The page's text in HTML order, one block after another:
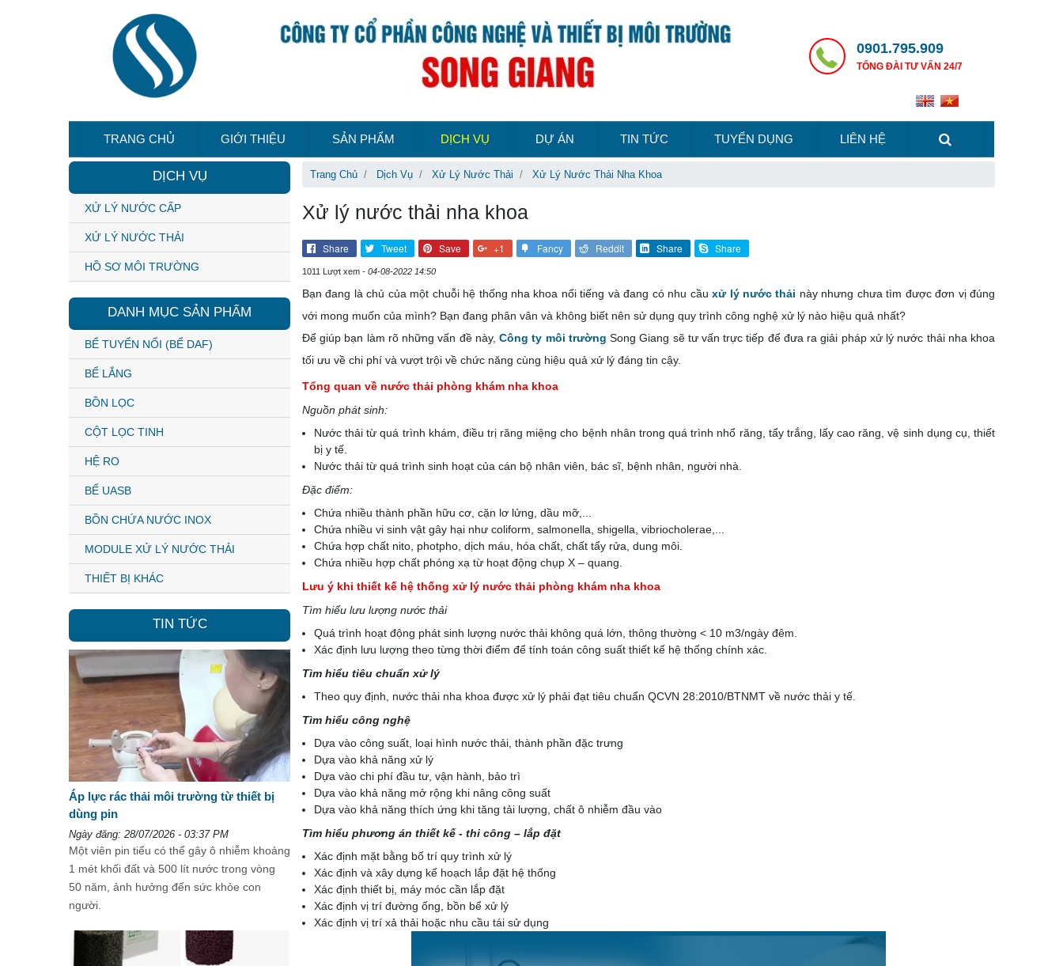
0901.795.909
TỔNG ĐÀI TƯ VẤN 24/7
TRANG CHỦ GIỚI THIỆU SẢN PHẨM DỊCH VỤ DỰ ÁN TIN TỨC TUYỂN DỤNG LIÊN HỆ
Trang Chủ Dịch Vụ Xử Lý Nước Thải Xử Lý Nước Thải Nha Khoa
Xử lý nước thải nha khoa
Share Tweet Save +1 Fancy Reddit Share Share
1011 Lượt xem - 04-08-2022 14:50
Bạn đang là chủ của một chuỗi hệ thống nha khoa nổi tiếng và đang có nhu cầuxử lý nước thải này nhưng chưa tìm được đơn vị đúng
với mong muốn của mình? Bạn đang phân vân và không biết nên sử dụng quy trình công nghệ xử lý nào hiệu quả nhất?
Để giúp bạn làm rõ những vấn đề này,Công ty môi trường Song Giang sẽ tư vấn trực tiếp để đưa ra giải pháp xử lý nước thải nha khoa
tối ưu về chi phí và vượt trội về chức năng cùng hiệu quả xử lý đáng tin cậy.
Tổng quan về nước thải phòng khám nha khoa
Nguồn phát sinh:
Nước thải từ quá trình khám, điều trị răng miệng cho bệnh nhân trong quá trình nhổ răng, tẩy trắng, lấy cao răng, vệ sinh dụng cụ, thiết
bị y tế.
Nước thải từ quá trình sinh hoạt của cán bộ nhân viên, bác sĩ, bệnh nhân, người nhà.
Đặc điểm:
Chứa nhiều thành phần hữu cơ, cặn lơ lửng, dầu mỡ,...
Chứa nhiều vi sinh vật gây hại như coliform, salmonella, shigella, vibriocholerae,...
Chứa hợp chất nito, photpho, dịch máu, hóa chất, chất tẩy rửa, dung môi.
Chứa nhiều hợp chất phóng xạ từ hoạt động chụp X – quang.
Lưu ý khi thiết kế hệ thống xử lý nước thải phòng khám nha khoa
Tìm hiểu lưu lượng nước thải
Quá trình hoạt động phát sinh lượng nước thải không quá lớn, thông thường < 10 m3/ngày đêm.
Xác định lưu lượng theo từng thời điểm để tính toán công suất thiết kế hệ thống chính xác.
Tìm hiểu tiêu chuẩn xử lý
Theo quy định, nước thải nha khoa được xử lý phải đạt tiêu chuẩn QCVN 28:2010/BTNMT về nước thải y tế.
Tìm hiểu công nghệ
Dựa vào công suất, loại hình nước thải, thành phần đặc trưng
Dựa vào khả năng xử lý
Dựa vào chi phí đầu tư, vận hành, bảo trì
Dựa vào khả năng mở rộng khi nâng công suất
Dựa vào khả năng thích ứng khi tăng tải lượng, chất ô nhiễm đầu vào
Tìm hiểu phương án thiết kế - thi công – lắp đặt
Xác định mặt bằng bố trí quy trình xử lý
Xác định và xây dựng kế hoạch lắp đặt hệ thống
Xác định thiết bị, máy móc cần lắp đặt
Xác định vị trí đường ống, bồn bể xử lý
Xác định vị trí xả thải hoặc nhu cầu tái sử dụng
DỊCH VỤ
XỬ LÝ NƯỚC CẤP
XỬ LÝ NƯỚC THẢI
HỒ SƠ MÔI TRƯỜNG
DANH MỤC SẢN PHẨM
BỂ TUYỂN NỔI (BỂ DAF)
BỂ LẮNG
BỒN LỌC
CỘT LỌC TINH
HỆ RO
BỂ UASB
BỒN CHỨA NƯỚC INOX
MODULE XỬ LÝ NƯỚC THẢI
THIẾT BỊ KHÁC
TIN TỨC
Áp lực rác thải môi trường từ thiết bị
dùng pin
Ngày đăng: 28/07/2026 - 03:37 PM
Một viên pin tiểu có thể gây ô nhiễm khoảng
1 mét khối đất và 500 lít nước trong vòng
50 năm, ảnh hưởng đến sức khỏe con
người.